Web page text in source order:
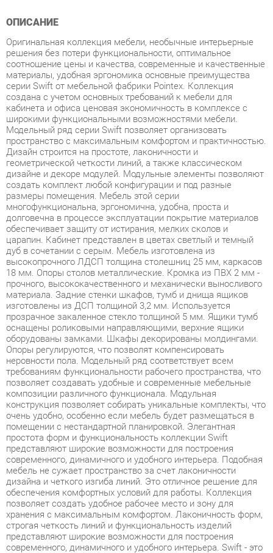
решения без потери функциональности, оптимальное
соотношение цены и качества, современные и качественные
материалы, удобная эргономика основные преимущества
серии Swift от мебельной фабрики Pointex. Коллекция
создана с учетом основных требований к мебели для
кабинета и офиса ценовая экономичность в комплексе с
широкими функциональными возможностями мебели.
Модельный ряд серии Swift позволяет организовать
пространство с максимальным комфортом и практичностью.
Дизайн строится на простоте, лаконичности и
геометрической четкости линий, а также классическом
дизайне и декоре модулей. Модульные элементы позволяют
создать комплект любой конфигурации и под разные
размеры помещения. Мебель этой серии
многофункциональна, эргономична, удобна, проста и
долговечна в процессе эксплуатации покрытие материалов
обеспечивает защиту от истирания, мелких сколов и
царапин. Кабинет представлен в цветах светлый и темный
дуб в сочетании с серым. Мебель изготовлена из
высокопрочного ЛДСП толщина столешниц 25 мм, каркасов
18 мм. Опоры столов металлические. Кромка из ПВХ 2 мм -
прочного, высококачественного и механически выносливого
материала. Задние стенки шкафов, тумб и днища ящиков
изготовлены из ДСП толщиной 3,2 мм. Используется
прозрачное закаленное стекло толщиной 5 мм. Ящики тумб
оснащены роликовыми направляющими, верхние ящики
оборудованы замками. Шкафы декорированы молдингами.
Опоры регулируются, что позволят компенсировать
неровности пола. Модельный ряд соответствует всем
требованиям функциональности рабочего пространства, что
позволяет создавать удобные и современные мебельные
композиции различного функционала. Модульная
конструкция позволяет собирать уникальные комплекты, что
очень удобно, особенно если мебель будет размещаться в
помещении с нестандартной планировкой. Элегантная
простота форм и функциональность коллекции Swift
представляют широкие возможности для построения
современного, динамичного и удобного интерьера. Подобная
мебель не сужает пространство за счет лаконичности
дизайна и четкого изгиба линий. Это отличное решение для
обеспечения комфортных условий для работы. Коллекция
позволяет создать удобное рабочее место и зону для
хранения с максимальным комфортом. Лаконичность форм,
строгая четкость линий и функциональность изделий
представляют широкие возможности для построения
современного, динамичного и удобного интерьера. Swift - это
отличное решение для обеспечения комфортных условий для
работы, а также современное и качественное оснащение для
офиса в формате open-space, переговорной зоны и
отдельного кабинета, позволяющее оптимизировать
пространство без ущерба для функциональности и удобства.